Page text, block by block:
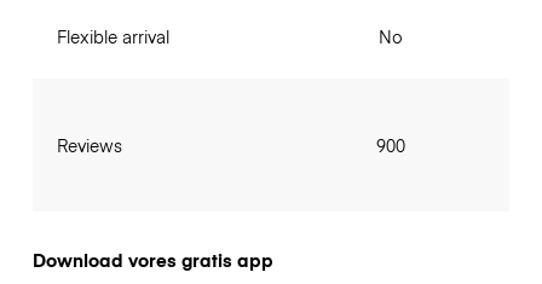
Flexible arrival
Reviews
No
900
Download vores gratis app